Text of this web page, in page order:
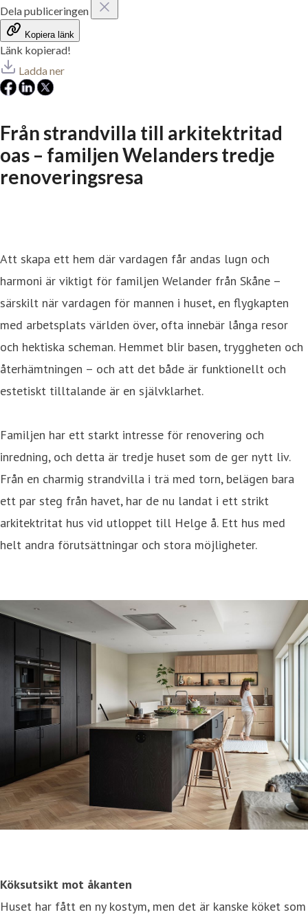
Dela publiceringen
Kopiera länk
Länk kopierad!
Ladda ner
Från strandvilla till arkitektritad
oas – familjen Welanders tredje
renoveringsresa
Att skapa ett hem där vardagen får andas lugn och
harmoni är viktigt för familjen Welander från Skåne –
särskilt när vardagen för mannen i huset, en flygkapten
med arbetsplats världen över, ofta innebär långa resor
och hektiska scheman. Hemmet blir basen, tryggheten och
återhämtningen – och att det både är funktionellt och
estetiskt tilltalande är en självklarhet.
Familjen har ett starkt intresse för renovering och
inredning, och detta är tredje huset som de ger nytt liv.
Från en charmig strandvilla i trä med torn, belägen bara
ett par steg från havet, har de nu landat i ett strikt
arkitektritat hus vid utloppet till Helge å. Ett hus med
helt andra förutsättningar och stora möjligheter.
Köksutsikt mot åkanten
Huset har fått en ny kostym, men det är kanske köket som